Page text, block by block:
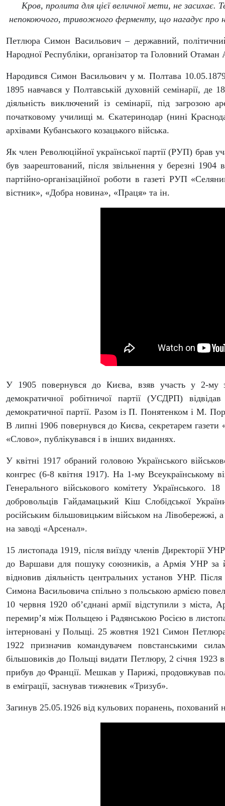
Кров, пролита для цієї величної мети, не засихає.
непокоючого, тривожного ферменту, що нагадує про
Петлюра Симон Васильович – державний, політичний
Народної Республіки, організатор та Головний
Народився Симон Васильович у м. Полтава
1895 навчався у Полтавській духовній семінарії, де
діяльність виключений із семінарії, під
початковому училищі м. Єкатеринодар (нині
архівами Кубанського козацького війська.
Як член Революційної української партії (РУП) брав
був заарештований, після звільнення у березні
партійно-організаційної роботи в газеті РУП
вістник», «Добра новина», «Праця» та ін.
У 1905 повернувся до Києва, взяв участь у 2-му
демократичної робітничої партії (УСДРП)
демократичної партії. Разом із П. Понятенком і М.
В липні 1906 повернувся до Києва, секретарем
«Слово», публікувався і в інших виданнях.
У квітні 1917 обраний головою Українського
конгрес (6-8 квітня 1917). На 1-му Всеукраїнському
Генерального військового комітету Українського.
добровольців Гайдамацький Кіш Слобідської
російським більшовицьким військом на Лівобережжі,
на заводі «Арсенал».
15 листопада 1919, після виїзду членів Директорії
до Варшави для пошуку союзників, а Армія УНР за
відновив діяльність центральних установ УНР.
Симона Васильовича спільно з польською армією
10 червня 1920 об’єднані армії відступили з
перемир’я між Польщею і Радянською Росією в
інтерновані у Польщі. 25 жовтня 1921 Симон
1922 призначив командувачем повстанськими
більшовиків до Польщі видати Петлюру, 2 січня 1923
прибув до Франції. Мешкав у Парижі, продовжував
в еміграції, заснував тижневик «Тризуб».
Загинув 25.05.1926 від кульових поранень, похований